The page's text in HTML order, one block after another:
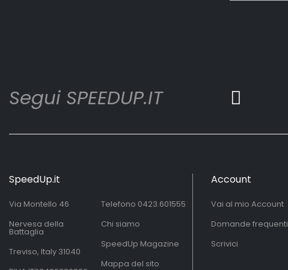
Segui SPEEDUP.IT
SpeedUp.it
Via Montello 46
Nervesa della
Battaglia
Treviso, Italy 31040
Telefono 0423.601555
Chi siamo
SpeedUp Magazine
Mappa del sito
Account
Vai al mio Account
Domande frequenti
Scrivici